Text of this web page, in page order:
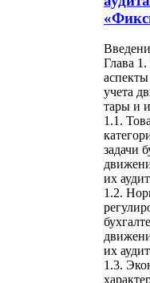
Глава
аспекты
учета
тары и
1.1.
задачи
их
1.2.
их
1.3.